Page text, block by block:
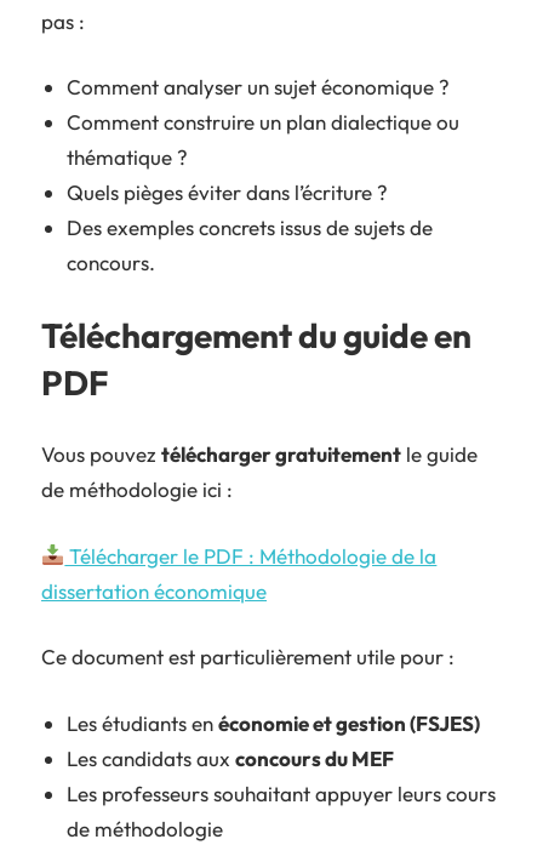
pas :
Comment analyser un sujet économique ?
Comment construire un plan dialectique ou
thématique ?
Quels pièges éviter dans l’écriture ?
Des exemples concrets issus de sujets de
concours.
Téléchargement du guide en
PDF
Vous pouvez télécharger gratuitement le guide
de méthodologie ici :
Télécharger le PDF : Méthodologie de la
dissertation économique
Ce document est particulièrement utile pour :
Les étudiants enéconomie et gestion (FSJES)
Les candidats auxconcours du MEF
Les professeurs souhaitant appuyer leurs cours
de méthodologie